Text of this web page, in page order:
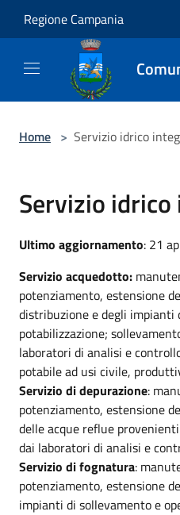
Regione Campania
Home > Servizio idrico
Servizio
Ultimo aggiornamento: 21
Servizio acquedotto:
potenziamento, estensione
distribuzione e degli impianti
potabilizzazione;
laboratori di analisi e
potabile ad usi civile,
Servizio di depurazione:
potenziamento, estensione
delle acque reflue
dai laboratori di analisi e
Servizio di fognatura:
potenziamento, estensione
impianti di sollevamento e